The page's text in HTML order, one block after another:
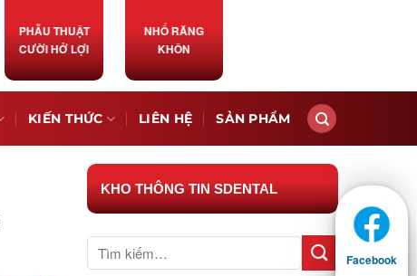
PHẪU THUẬT
CƯỜI HỞ LỢI
NHỔ RĂNG
KHÔN
KIẾN THỨC LIÊN HỆ SẢN PHẨM
KHO THÔNG TIN SDENTAL
Facebook